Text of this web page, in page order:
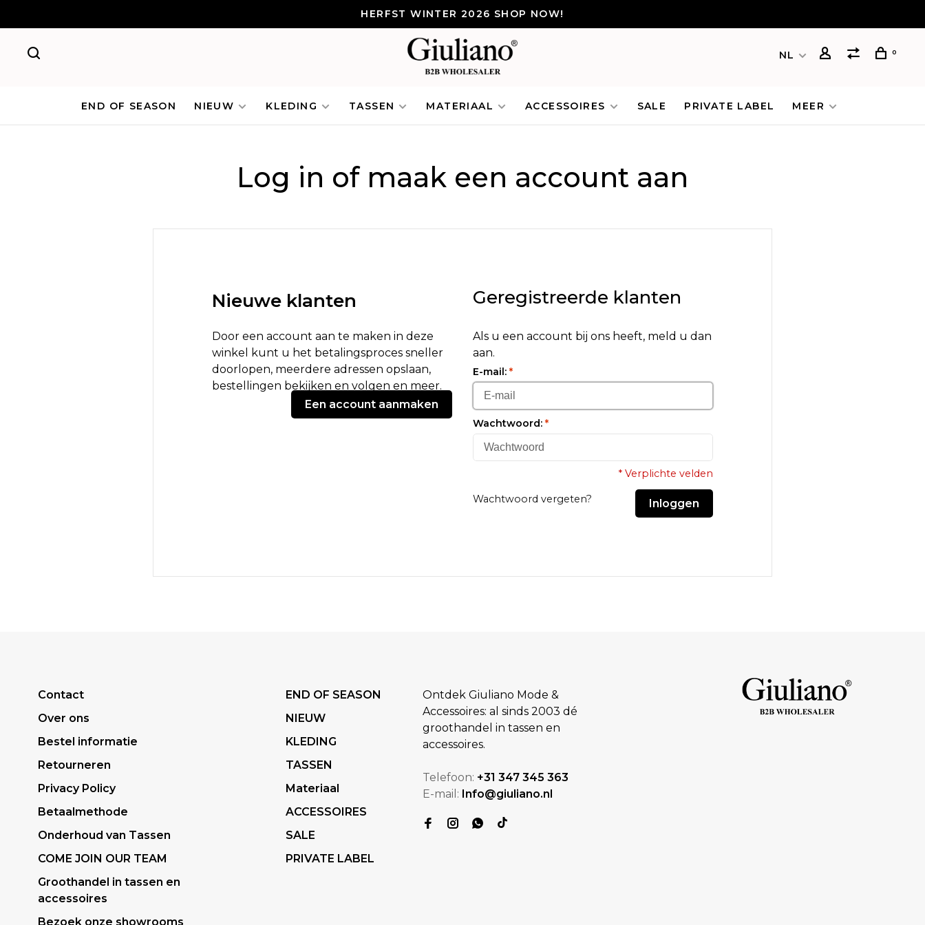
HERFST WINTER 2026 SHOP NOW!
NL 0
END OF SEASON NIEUW KLEDING TASSEN MATERIAAL ACCESSOIRES SALE PRIVATE LABEL MEER
Log in of maak een account aan
Nieuwe klanten
Door een account aan te maken in deze
winkel kunt u het betalingsproces sneller
doorlopen, meerdere adressen opslaan,
bestellingen bekijken en volgen en meer.
Een account aanmaken
Geregistreerde klanten
Als u een account bij ons heeft, meld u dan
aan.
E-mail: *
Wachtwoord: *
* Verplichte velden
Wachtwoord vergeten? Inloggen
Contact
Over ons
Bestel informatie
Retourneren
Privacy Policy
Betaalmethode
Onderhoud van Tassen
COME JOIN OUR TEAM
Groothandel in tassen en
accessoires
Bezoek onze showrooms
END OF SEASON
NIEUW
KLEDING
TASSEN
Materiaal
ACCESSOIRES
SALE
PRIVATE LABEL
Ontdek Giuliano Mode &
Accessoires: al sinds 2003 dé
groothandel in tassen en
accessoires.
Telefoon: +31 347 345 363
E-mail: Info@giuliano.nl